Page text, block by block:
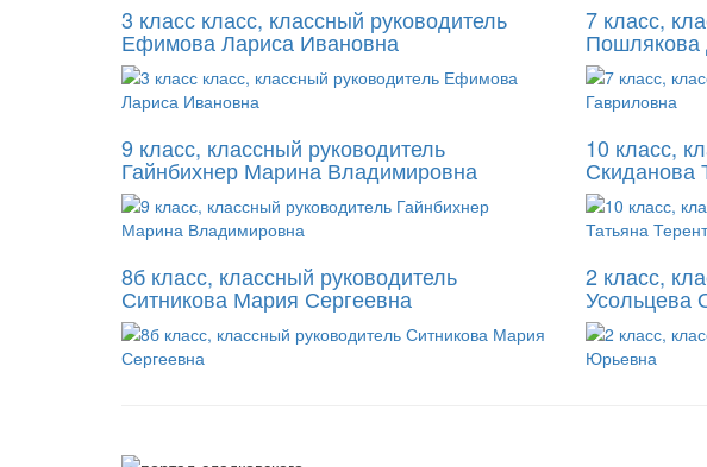
3 класс класс, классный руководитель
Ефимова Лариса Ивановна
7 класс,
Пошлякова
9 класс, классный руководитель
Гайнбихнер Марина Владимировна
10 класс,
Скиданова
8б класс, классный руководитель
Ситникова Мария Сергеевна
2 класс,
Усольцева